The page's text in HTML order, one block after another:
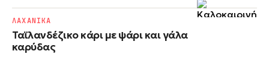
Ταϊλανδέζικο κάρι με ψάρι και γάλα
καρύδας
ΛΑΧΑΝΙΚΑ